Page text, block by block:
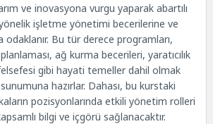
ve inovasyona vurgu yaparak abartılı
işletme yönetimi becerilerine ve
odaklanır. Bu tür derece programları,
ağ kurma becerileri, yaratıcılık
gibi hayati temeller dahil olmak
hazırlar. Dahası, bu kurstaki
pozisyonlarında etkili yönetim rolleri
bilgi ve içgörü sağlanacaktır.